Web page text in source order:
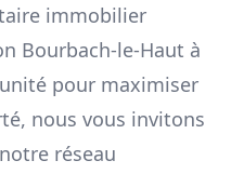
immobilier
Bourbach-le-Haut à
pour maximiser
nous vous invitons
réseau